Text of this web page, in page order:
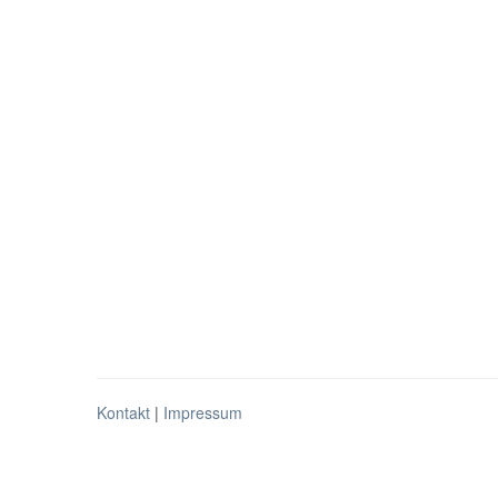
Kontakt | Impressum